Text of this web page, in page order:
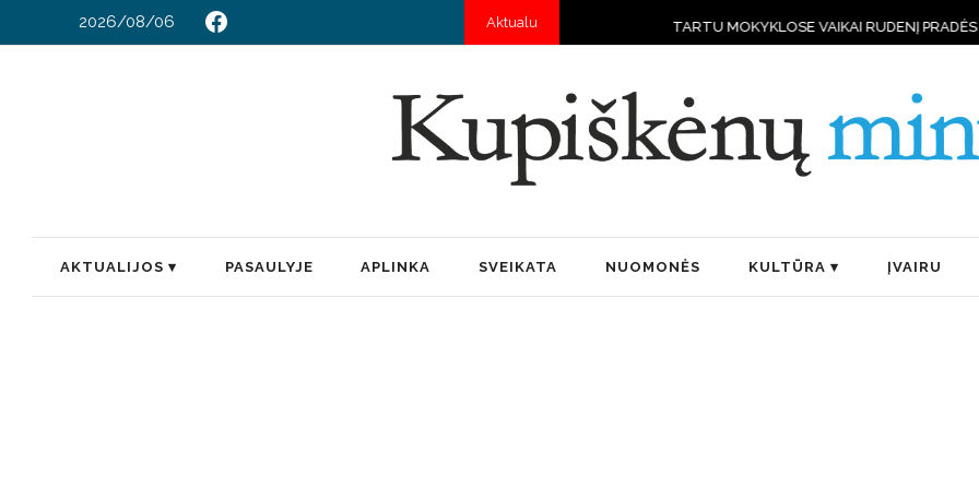
2026/08/06 Aktualu TARTU MOKYKLOSE VAIKAI RUDENĮ PRADĖS MOKYTIS
AKTUALIJOS PASAULYJE APLINKA SVEIKATA NUOMONĖS KULTŪRA ĮVAIRU